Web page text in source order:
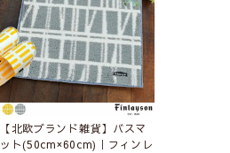
【北欧ブランド雑貨】バスマ
ット(50cm×60cm)｜フィンレ